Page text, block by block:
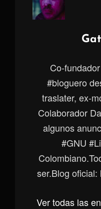
Co-
#bloguero
traslater, ex-
Colaborador
algunos
#GNU
ser.Blog
Ver todas las